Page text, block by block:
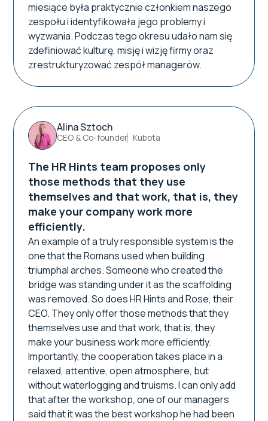
miesiące była praktycznie członkiem naszego
zespołu i identyfikowała jego problemy i
wyzwania. Podczas tego okresu udało nam się
zdefiniować kulturę, misję i wizję firmy oraz
zrestrukturyzować zespół managerów.
Alina Sztoch
CEO & Co-founder Kubota
The HR Hints team proposes only
those methods that they use
themselves and that work, that is, they
make your company work more
efficiently.
An example of a truly responsible system is the
one that the Romans used when building
triumphal arches. Someone who created the
bridge was standing under it as the scaffolding
was removed. So does HR Hints and Rose, their
CEO. They only offer those methods that they
themselves use and that work, that is, they
make your business work more efficiently.
Importantly, the cooperation takes place in a
relaxed, attentive, open atmosphere, but
without waterlogging and truisms. I can only add
that after the workshop, one of our managers
said that it was the best workshop he had been